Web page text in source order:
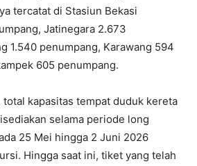
tercatat di Stasiun Bekasi
Jatinegara 2.673
1.540 penumpang, Karawang 594
605 penumpang.
kapasitas tempat duduk kereta
selama periode long
25 Mei hingga 2 Juni 2026
Hingga saat ini, tiket yang telah